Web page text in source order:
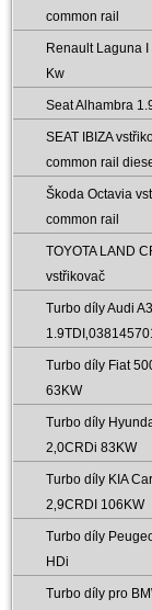
common rail
Renault Laguna I
Kw
Seat Alhambra
SEAT IBIZA
common rail
Škoda Octavia
common rail
TOYOTA LAND
vstřikovač
Turbo díly Audi A3
Turbo díly Fiat
63KW
Turbo díly
2‚0CRDi 83KW
Turbo díly KIA
2‚9CRDI 106KW
Turbo díly
HDi
Turbo díly pro